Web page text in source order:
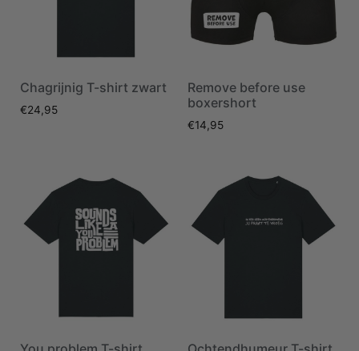
Chagrijnig T-shirt zwart
€24,95
Remove before use
boxershort
€14,95